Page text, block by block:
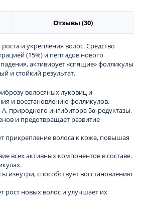
Отзывы (30)
и укрепления волос. Средство
(15%) и пептидов нового
активирует «спящие» фолликулы
и стойкий результат.
волосяных луковиц и
и восстановлению фолликулов.
природного ингибитора 5α-редуктазы,
и предотвращает развитие
прикрепление волоса к коже, повышая
всех активных компонентов в составе.
изнутри, способствует восстановлению
рост новых волос и улучшает их